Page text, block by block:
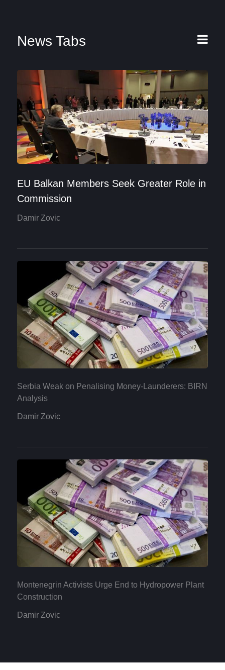
News Tabs
EU Balkan Members Seek Greater Role in
Commission
Damir Zovic
Serbia Weak on Penalising Money-Launderers: BIRN
Analysis
Damir Zovic
Montenegrin Activists Urge End to Hydropower Plant
Construction
Damir Zovic